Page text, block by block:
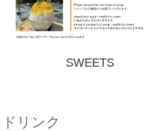
SWEETS
ドリンク